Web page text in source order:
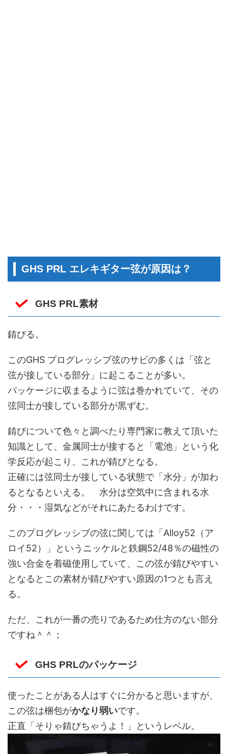
GHS PRL エレキギター弦が原因は？
GHS PRL素材
錆びる。
このGHS プログレッシブ弦のサビの多くは「弦と
弦が接している部分」に起こることが多い。
パッケージに収まるように弦は巻かれていて、その
弦同士が接している部分が黒ずむ。
錆びについて色々と調べたり専門家に教えて頂いた
知識として、金属同士が接すると「電池」という化
学反応が起こり、これが錆びとなる。
正確には弦同士が接している状態で「水分」が加わ
るとなるといえる。 水分は空気中に含まれる水
分・・・湿気などがそれにあたるわけです。
このプログレッシブの弦に関しては「Alloy52（ア
ロイ52）」というニッケルと鉄鋼52/48％の磁性の
強い合金を着磁使用していて、この弦が錆びやすい
となるとこの素材が錆びやすい原因の1つとも言え
る。
ただ、これが一番の売りであるため仕方のない部分
ですね＾＾；
GHS PRLのパッケージ
使ったことがある人はすぐに分かると思いますが、
この弦は梱包がかなり弱いです。
正直「そりゃ錆びちゃうよ！」というレベル。